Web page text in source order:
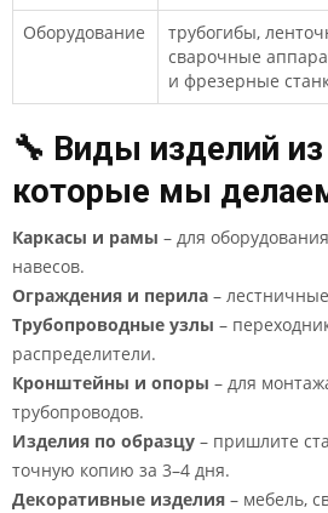
Оборудование
трубогибы,
сварочные
и фрезерные
🔧 Виды изделий из
которые мы
Каркасы и рамы – для
навесов.
Ограждения и перила –
Трубопроводные узлы –
распределители.
Кронштейны и опоры – для
трубопроводов.
Изделия по образцу – пришлите
точную копию за 3–4 дня.
Декоративные изделия – мебель,